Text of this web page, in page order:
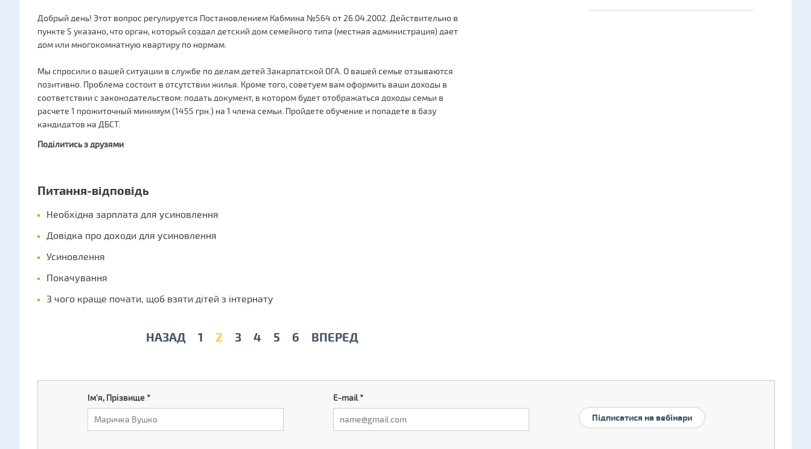
Добрый день! Этот вопрос регулируется Постановлением Кабмина №564 от 26.04.2002. Действительно в
пункте 5 указано, что орган, который создал детский дом семейного типа (местная администрация) дает
дом или многокомнатную квартиру по нормам.
Мы спросили о вашей ситуации в службе по делам детей Закарпатской ОГА. О вашей семье отзываются
позитивно. Проблема состоит в отсутствии жилья. Кроме того, советуем вам оформить ваши доходы в
соответствии с законодательством: подать документ, в котором будет отображаться доходы семьи в
расчете 1 прожиточный минимум (1455 грн.) на 1 члена семьи. Пройдете обучение и попадете в базу
кандидатов на ДБСТ.
Поділитись з друзями
Питання-відповідь
Необхідна зарплата для усиновлення
Довідка про доходи для усиновлення
Усиновлення
Покачування
З чого краще почати, щоб взяти дітей з інтернату
НАЗАД 1 2 3 4 5 6 ВПЕРЕД
Ім'я, Прізвище* E-mail*
Підписатися на вебінари